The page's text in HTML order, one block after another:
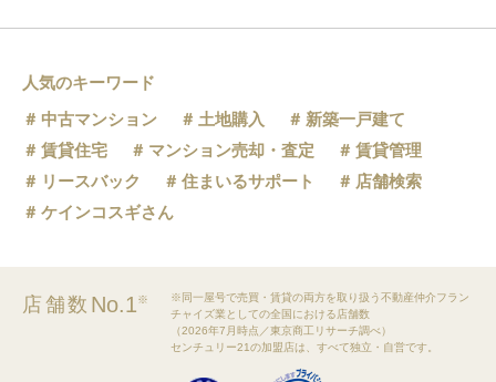
人気のキーワード
中古マンション
土地購入
新築一戸建て
賃貸住宅
マンション売却・査定
賃貸管理
リースバック
住まいるサポート
店舗検索
ケインコスギさん
店舗数 No.1※
※同一屋号で売買・賃貸の両方を取り扱う不動産仲介フラン
チャイズ業としての全国における店舗数
（2026年7月時点／東京商工リサーチ調べ）
センチュリー21の加盟店は、すべて独立・自営です。